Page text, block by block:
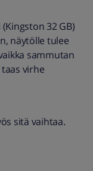
32 GB)
näytölle tulee
sammutan
virhe
sitä vaihtaa.